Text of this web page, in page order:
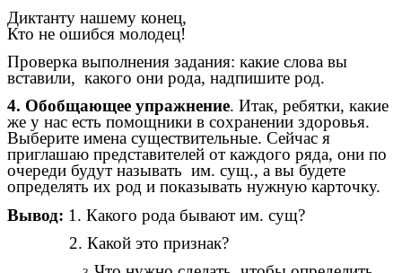
Диктанту нашему конец,
Кто не ошибся молодец!
Проверка выполнения задания: какие слова вы
вставили, какого они рода, надпишите род.
4. Обобщающее упражнение. Итак, ребятки, какие
же у нас есть помощники в сохранении здоровья.
Выберите имена существительные. Сейчас я
приглашаю представителей от каждого ряда, они по
очереди будут называть им. сущ., а вы будете
определять их род и показывать нужную карточку.
Вывод: 1. Какого рода бывают им. сущ?
2. Какой это признак?